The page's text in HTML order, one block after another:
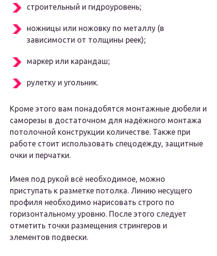
строительный и гидроуровень;
ножницы или ножовку по металлу (в
зависимости от толщины реек);
маркер или карандаш;
рулетку и угольник.
Кроме этого вам понадобятся монтажные дюбели и
саморезы в достаточном для надёжного монтажа
потолочной конструкции количестве. Также при
работе стоит использовать спецодежду, защитные
очки и перчатки.
Имея под рукой всё необходимое, можно
приступать к разметке потолка. Линию несущего
профиля необходимо нарисовать строго по
горизонтальному уровню. После этого следует
отметить точки размещения стрингеров и
элементов подвески.